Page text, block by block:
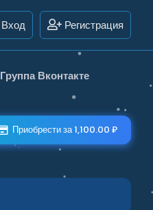
Вход Регистрация
Группа Вконтакте
Приобрести за 1,100.00 ₽